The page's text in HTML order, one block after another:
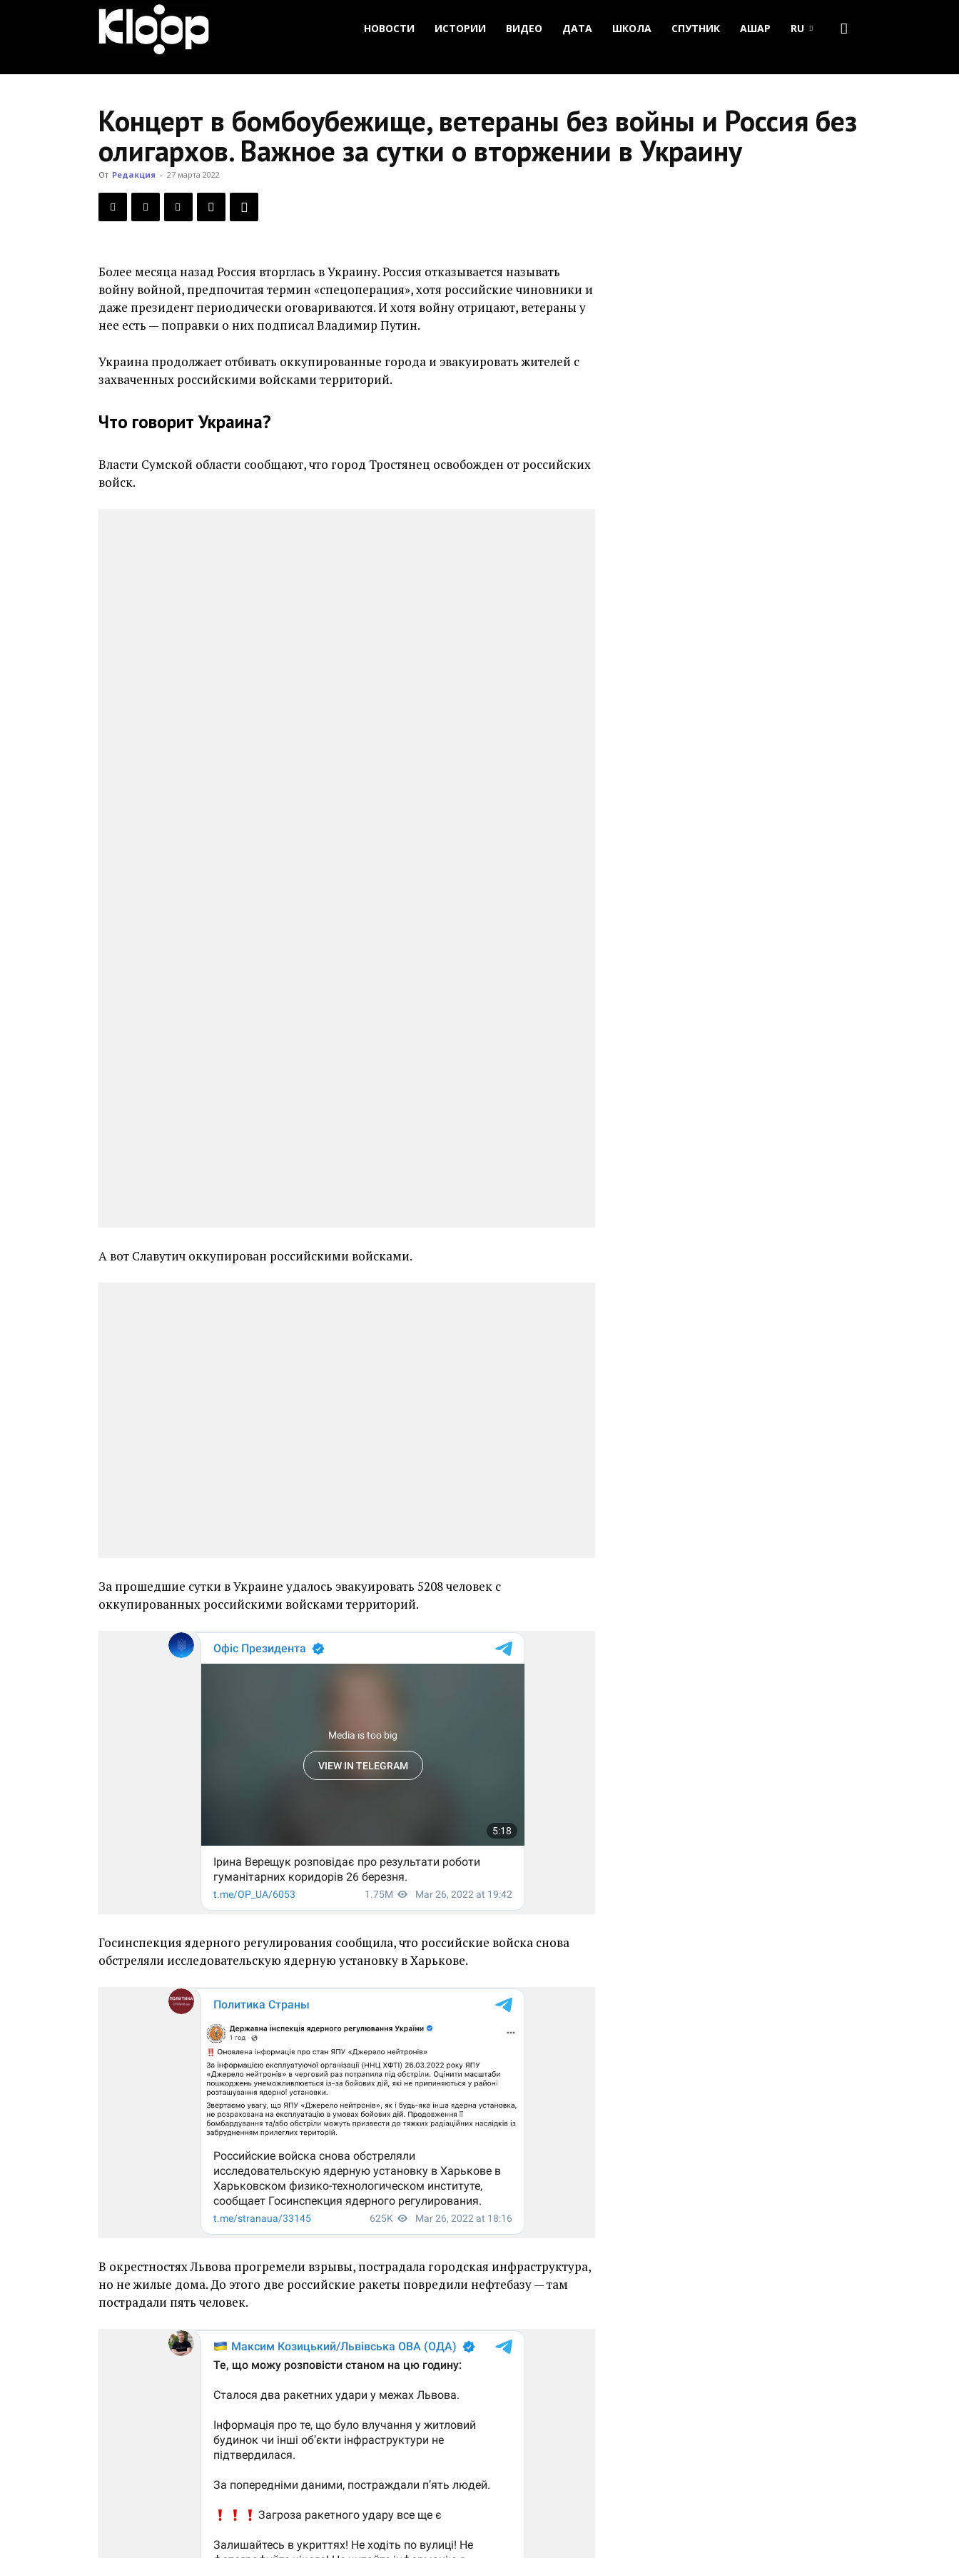
Новости
Кыргызстана
НОВОСТИ ИСТОРИИ ВИДЕО ДАТА ШКОЛА СПУТНИК АШАР RU
Концерт в бомбоубежище, ветераны без войны и Россия без
олигархов. Важное за сутки о вторжении в Украину
От Редакция - 27 марта 2022
Более месяца назад Россия вторглась в Украину. Россия отказывается называть
войну войной, предпочитая термин «спецоперация», хотя российские чиновники и
даже президент периодически оговариваются. И хотя войну отрицают, ветераны у
нее есть — поправки о них подписал Владимир Путин.
Украина продолжает отбивать оккупированные города и эвакуировать жителей с
захваченных российскими войсками территорий.
Что говорит Украина?
Власти Сумской области сообщают, что город Тростянец освобожден от российских
войск.
А вот Славутич оккупирован российскими войсками.
За прошедшие сутки в Украине удалось эвакуировать 5208 человек с
оккупированных российскими войсками территорий.
Госинспекция ядерного регулирования сообщила, что российские войска снова
обстреляли исследовательскую ядерную установку в Харькове.
В окрестностях Львова прогремели взрывы, пострадала городская инфраструктура,
но не жилые дома. До этого две российские ракеты повредили нефтебазу — там
пострадали пять человек.